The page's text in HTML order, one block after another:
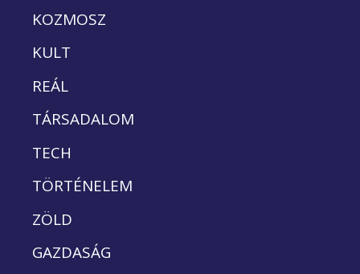
KOZMOSZ
KULT
REÁL
TÁRSADALOM
TECH
TÖRTÉNELEM
ZÖLD
GAZDASÁG